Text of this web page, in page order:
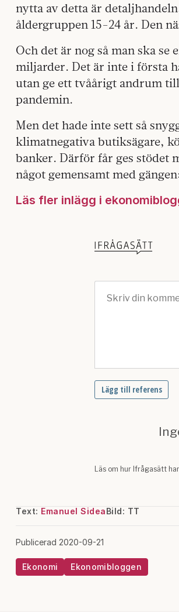
nytta av detta är
åldergruppen 15-24 år. Den
Och det är nog så man ska
miljarder. Det är inte i första
utan ge ett tvåårigt andrum
pandemin.
Men det hade inte sett så
klimatnegativa butiksägare,
banker. Därför får ges stödet
något gemensamt med
Läs fler inlägg i
Text: Emanuel SideaBild: TT
Publicerad 2020-09-21
Ekonomi Ekonomibloggen